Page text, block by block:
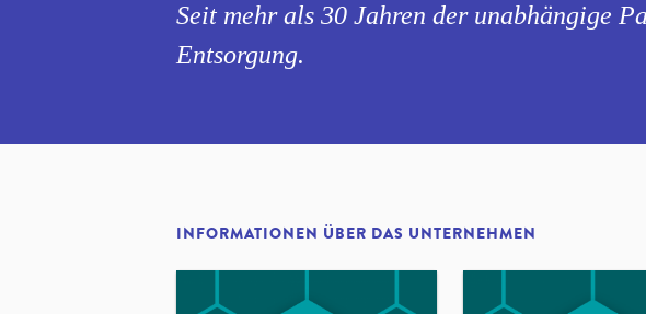
Seit mehr als 30 Jahren der unabhängige
Entsorgung.
INFORMATIONEN ÜBER DAS UNTERNEHMEN